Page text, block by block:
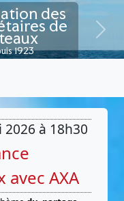
des
de
1923
Next
2026 à 18h30
AXA